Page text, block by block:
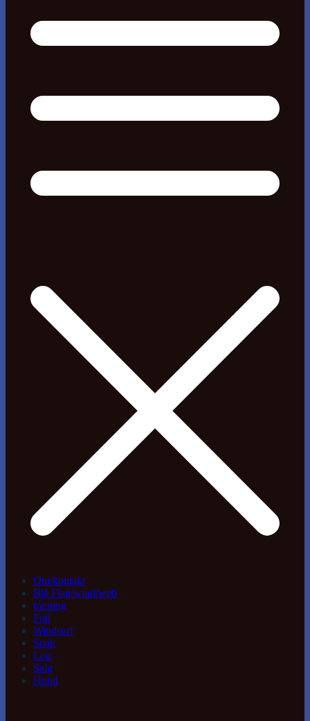
Om/kontakt
Blå Flag/wind/web
træning
Foil
Windsurf
Snak
Log
Salg
Hund